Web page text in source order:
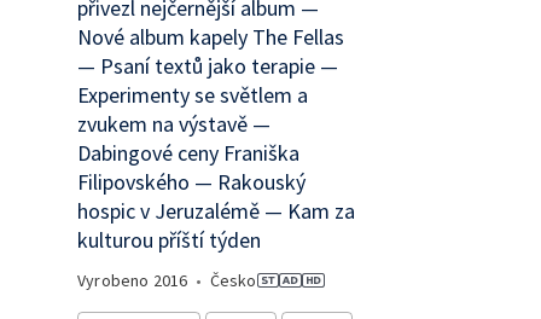
přivezl nejčernější album —
Nové album kapely The Fellas
— Psaní textů jako terapie —
Experimenty se světlem a
zvukem na výstavě —
Dabingové ceny Franiška
Filipovského — Rakouský
hospic v Jeruzalémě — Kam za
kulturou příští týden
Vyrobeno 2016 • Česko